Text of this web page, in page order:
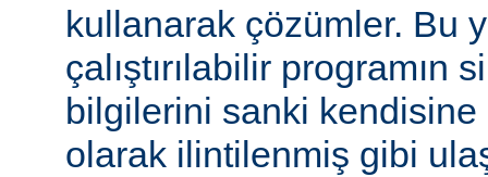
kullanarak çözümler. Bu
çalıştırılabilir programın
bilgilerini sanki
olarak ilintilenmiş gibi